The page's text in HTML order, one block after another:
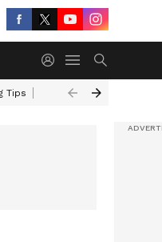
Tips Gas Burner Cleaning Tips